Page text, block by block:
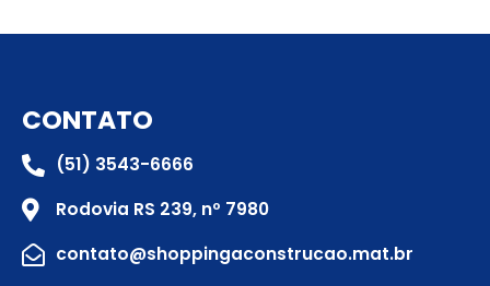
CONTATO
(51) 3543-6666
Rodovia RS 239, nº 7980
contato@shoppingaconstrucao.mat.br